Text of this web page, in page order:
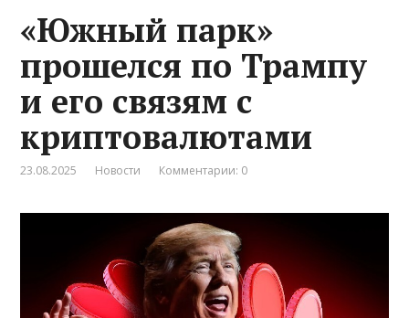
«Южный парк»
прошелся по Трампу
и его связям с
криптовалютами
23.08.2025 Новости Комментарии: 0